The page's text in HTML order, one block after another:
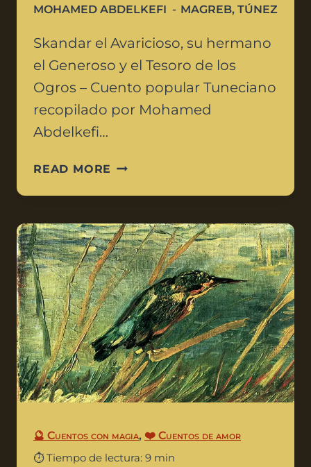
MOHAMED ABDELKEFI MAGREB, TÚNEZ
Skandar el Avaricioso, su hermano
el Generoso y el Tesoro de los
Ogros – Cuento popular Tuneciano
recopilado por Mohamed
Abdelkefi…
READ MORE
🔮 Cuentos con magia, ❤️ Cuentos de amor
⏱️ Tiempo de lectura: 9 min